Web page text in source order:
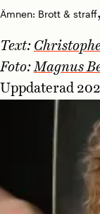
Ämnen: Brott & straff,
Text:
Foto: Magnus
Uppdaterad